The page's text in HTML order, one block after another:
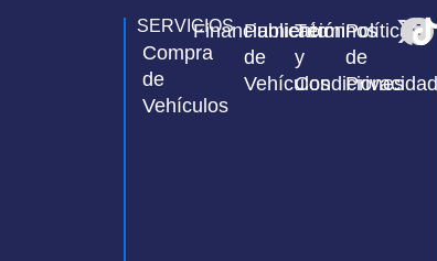
SERVICIOS
Compra
de
Vehículos
Financiamiento
Publicación
de
Vehículos
Términos
y
Condiciones
Política
de
Privacidad